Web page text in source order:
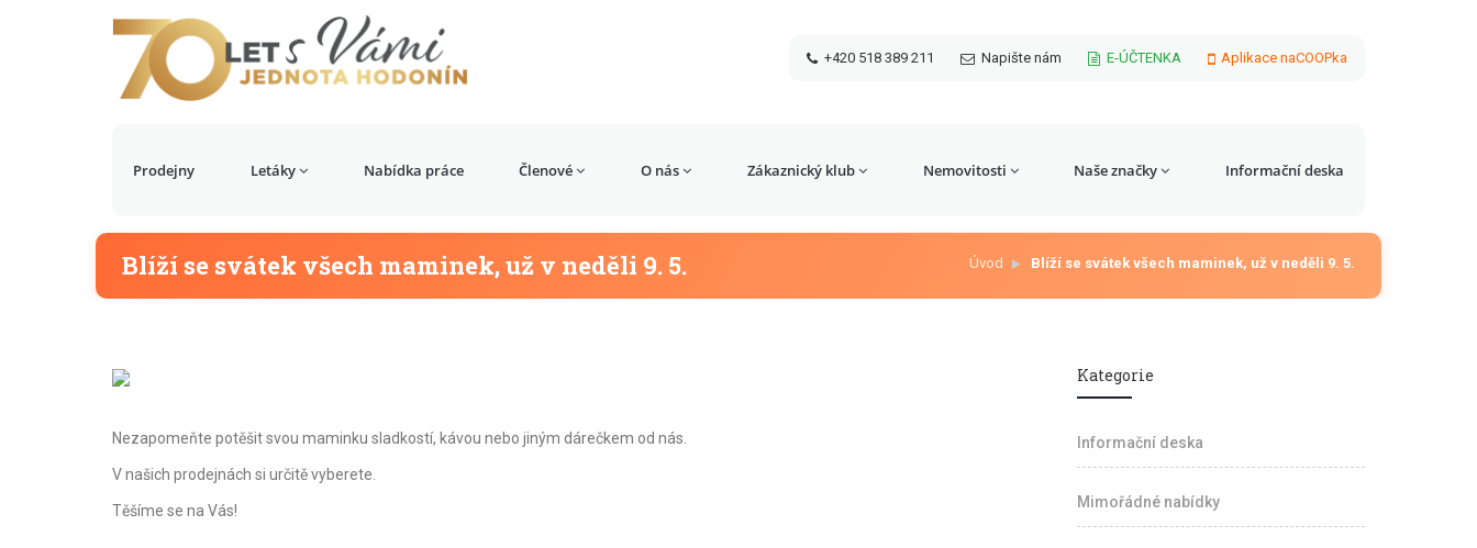
+420 518 389 211 Napište nám E-ÚČTENKA Aplikace naCOOPka
Prodejny Letáky Nabídka práce Členové O nás Zákaznický klub Nemovitosti Naše značky Informační deska
Blíží se svátek všech maminek, už v neděli 9. 5. Úvod Blíží se svátek všech maminek, už v neděli 9. 5.
Nezapomeňte potěšit svou maminku sladkostí, kávou nebo jiným dárečkem od nás.
V našich prodejnách si určitě vyberete.
Těšíme se na Vás!
Kategorie
Informační deska
Mimořádné nabídky